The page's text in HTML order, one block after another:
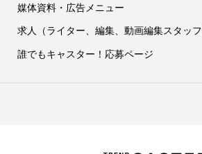
媒体資料・広告メニュー
求人（ライター、編集、動画編集スタッフ
誰でもキャスター！応募ページ